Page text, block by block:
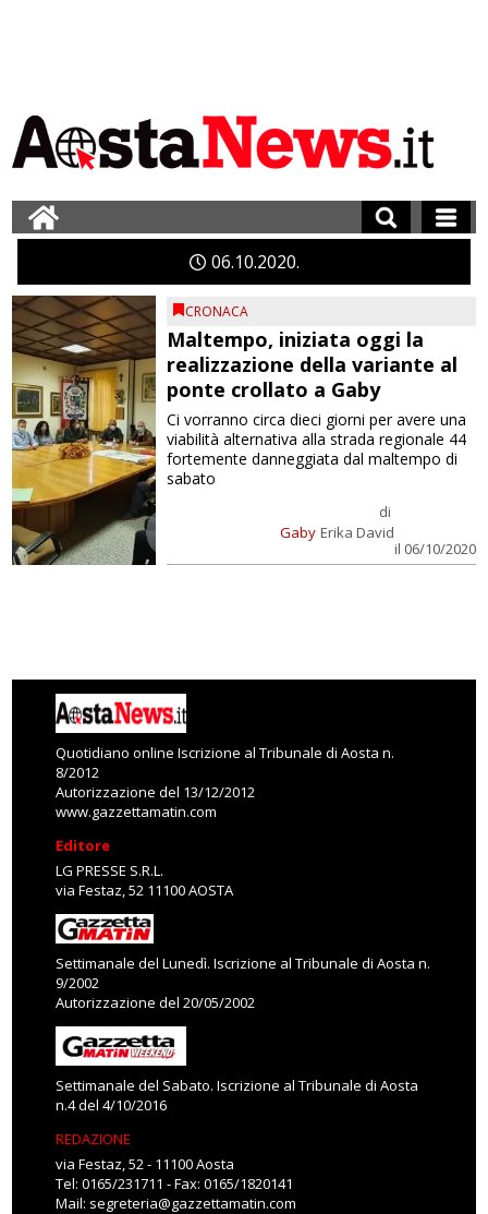
06 10 2020
CRONACA
Maltempo, iniziata oggi la
realizzazione della variante al
ponte crollato a Gaby
Gaby
di
Erika David
il 06/10/2020
Ci vorranno circa dieci giorni per avere una
viabilità alternativa alla strada regionale 44
fortemente danneggiata dal maltempo di
sabato
Quotidiano online Iscrizione al Tribunale di Aosta n.
8/2012
Autorizzazione del 13/12/2012
www.gazzettamatin.com
Editore
LG PRESSE S.R.L.
via Festaz, 52 11100 AOSTA
Settimanale del Lunedì. Iscrizione al Tribunale di Aosta n.
9/2002
Autorizzazione del 20/05/2002
Settimanale del Sabato. Iscrizione al Tribunale di Aosta
n.4 del 4/10/2016
REDAZIONE
via Festaz, 52 - 11100 Aosta
Tel: 0165/231711 - Fax: 0165/1820141
Mail: segreteria@gazzettamatin.com